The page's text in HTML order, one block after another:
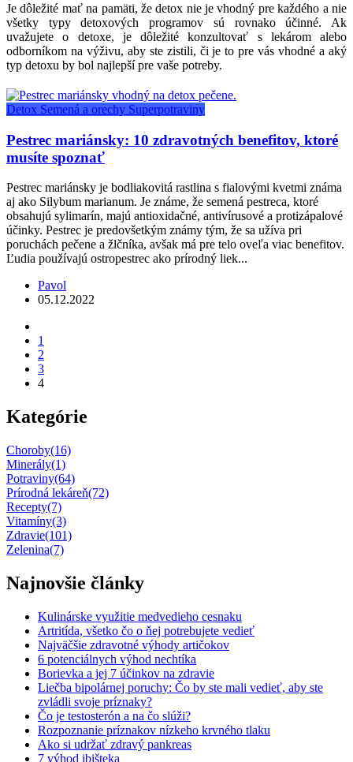
Je dôležité mať na pamäti, že detox nie je vhodný pre každého a nie
všetky typy detoxových programov sú rovnako účinné. Ak
uvažujete o detoxe, je dôležité konzultovať s lekárom alebo
odborníkom na výživu, aby ste zistili, či je to pre vás vhodné a aký
typ detoxu by bol najlepší pre vaše potreby.
Detox Semená a orechy Superpotraviny
Pestrec mariánsky: 10 zdravotných benefitov, ktoré
musíte spoznať
Pestrec mariánsky je bodliakovitá rastlina s fialovými kvetmi známa
aj ako Silybum marianum. Je známe, že semená pestreca, ktoré
obsahujú sylimarín, majú antioxidačné, antivírusové a protizápalové
účinky. Pestrec je predovšetkým známy tým, že sa užíva pri
poruchách pečene a žlčníka, avšak má pre telo oveľa viac benefitov.
Ľudia používajú ostropestrec ako prírodný liek...
Pavol
05.12.2022
1
2
3
4
Kategórie
Choroby(16)
Minerály(1)
Potraviny(64)
Prírodná lekáreň(72)
Recepty(7)
Vitamíny(3)
Zdravie(101)
Zelenina(7)
Najnovšie články
Kulinárske využitie medvedieho cesnaku
Artritída, všetko čo o ňej potrebujete vedieť
Najväčšie zdravotné výhody artičokov
6 potenciálnych výhod nechtíka
Borievka a jej 7 účinkov na zdravie
Liečba bipolárnej poruchy: Čo by ste mali vedieť, aby ste
zvládli svoje príznaky?
Čo je testosterón a na čo slúži?
Rozpoznanie príznakov nízkeho krvného tlaku
Ako si udržať zdravý pankreas
7 výhod ibišteka